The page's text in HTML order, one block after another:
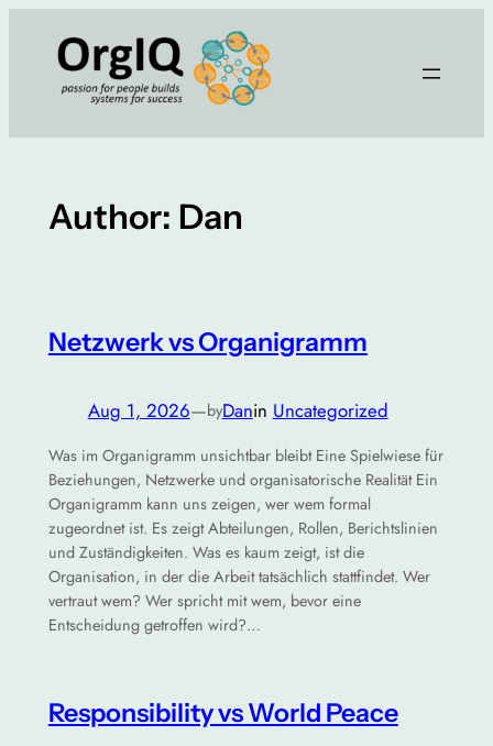
content
Author: Dan
Netzwerk vs Organigramm
Aug 1, 2026—byDanin Uncategorized
Was im Organigramm unsichtbar bleibt Eine Spielwiese für
Beziehungen, Netzwerke und organisatorische Realität Ein
Organigramm kann uns zeigen, wer wem formal
zugeordnet ist. Es zeigt Abteilungen, Rollen, Berichtslinien
und Zuständigkeiten. Was es kaum zeigt, ist die
Organisation, in der die Arbeit tatsächlich stattfindet. Wer
vertraut wem? Wer spricht mit wem, bevor eine
Entscheidung getroffen wird?…
Responsibility vs World Peace